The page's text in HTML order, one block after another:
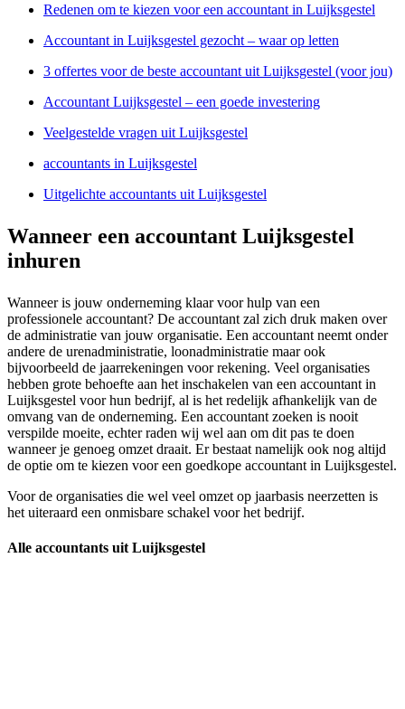
Redenen om te kiezen voor een accountant in Luijksgestel
Accountant in Luijksgestel gezocht – waar op letten
3 offertes voor de beste accountant uit Luijksgestel (voor jou)
Accountant Luijksgestel – een goede investering
Veelgestelde vragen uit Luijksgestel
accountants in Luijksgestel
Uitgelichte accountants uit Luijksgestel
Wanneer een accountant Luijksgestel
inhuren
Wanneer is jouw onderneming klaar voor hulp van een
professionele accountant? De accountant zal zich druk maken over
de administratie van jouw organisatie. Een accountant neemt onder
andere de urenadministratie, loonadministratie maar ook
bijvoorbeeld de jaarrekeningen voor rekening. Veel organisaties
hebben grote behoefte aan het inschakelen van een accountant in
Luijksgestel voor hun bedrijf, al is het redelijk afhankelijk van de
omvang van de onderneming. Een accountant zoeken is nooit
verspilde moeite, echter raden wij wel aan om dit pas te doen
wanneer je genoeg omzet draait. Er bestaat namelijk ook nog altijd
de optie om te kiezen voor een goedkope accountant in Luijksgestel.
Voor de organisaties die wel veel omzet op jaarbasis neerzetten is
het uiteraard een onmisbare schakel voor het bedrijf.
Alle accountants uit Luijksgestel